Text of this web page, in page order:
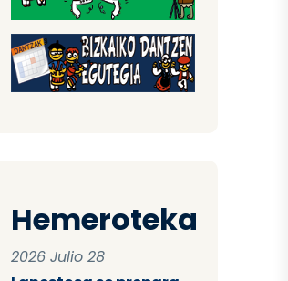
Hemeroteka
2026 Julio 28